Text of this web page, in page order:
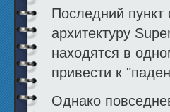
Последний
архитектуру
находятся в
привести к
Однако